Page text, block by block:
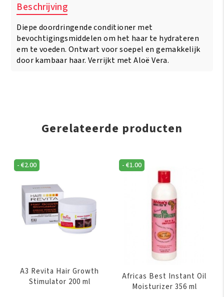
Beschrijving
Diepe doordringende conditioner met
bevochtigingsmiddelen om het haar te hydrateren
em te voeden. Ontwart voor soepel en gemakkelijk
door kambaar haar. Verrijkt met Aloë Vera.
Gerelateerde producten
-€2.00
A3 Revita Hair Growth
Stimulator 200 ml
-€1.00
Africas Best Instant Oil
Moisturizer 356 ml